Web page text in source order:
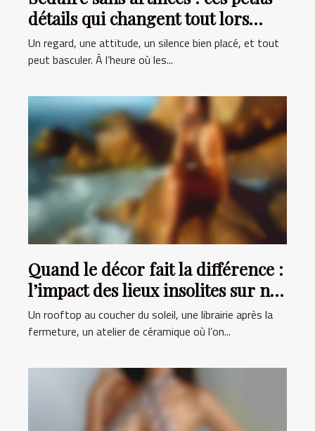
détails qui changent tout lors
d'une première rencontre
Un regard, une attitude, un silence bien placé, et tout
peut basculer. À l’heure où les...
Quand le décor fait la différence :
l’impact des lieux insolites sur nos
rencontres
Un rooftop au coucher du soleil, une librairie après la
fermeture, un atelier de céramique où l’on...